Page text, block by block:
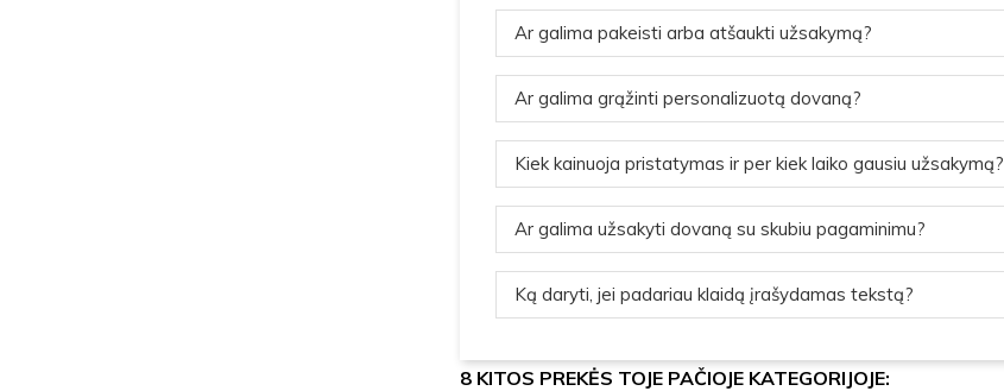
Ar galima pakeisti arba atšaukti užsakymą?
Ar galima grąžinti personalizuotą dovaną?
Kiek kainuoja pristatymas ir per kiek laiko gausiu užsakymą?
Ar galima užsakyti dovaną su skubiu pagaminimu?
Ką daryti, jei padariau klaidą įrašydamas tekstą?
8 KITOS PREKĖS TOJE PAČIOJE KATEGORIJOJE: